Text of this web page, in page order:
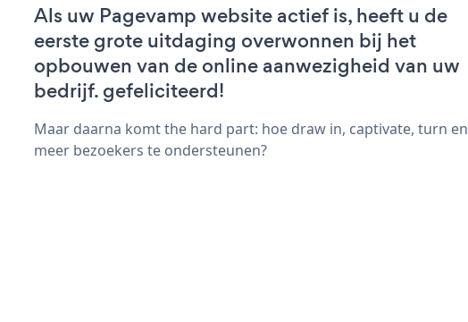
Als uw Pagevamp website actief is, heeft u de
eerste grote uitdaging overwonnen bij het
opbouwen van de online aanwezigheid van uw
bedrijf. gefeliciteerd!
Maar daarna komt the hard part: hoe draw in, captivate, turn en
meer bezoekers te ondersteunen?